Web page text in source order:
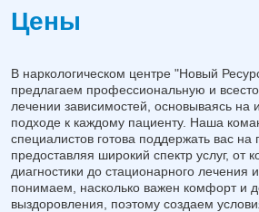
Цены
В наркологическом центре "Новый
предлагаем профессиональную и
лечении зависимостей, основываясь на
подходе к каждому пациенту. Наша
специалистов готова поддержать вас на
предоставляя широкий спектр услуг, от
диагностики до стационарного
понимаем, насколько важен комфорт и
выздоровления, поэтому создаем